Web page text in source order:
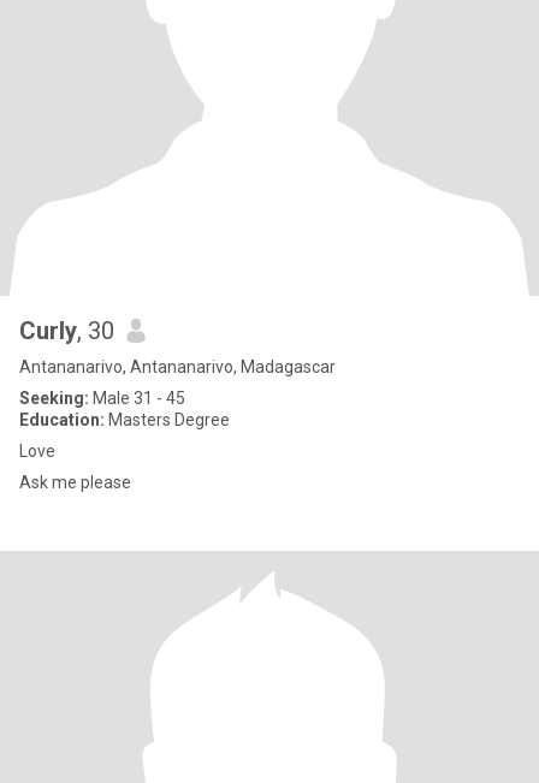
Curly, 30
Antananarivo, Antananarivo, Madagascar
Seeking: Male 31 - 45
Education: Masters Degree
Love
Ask me please